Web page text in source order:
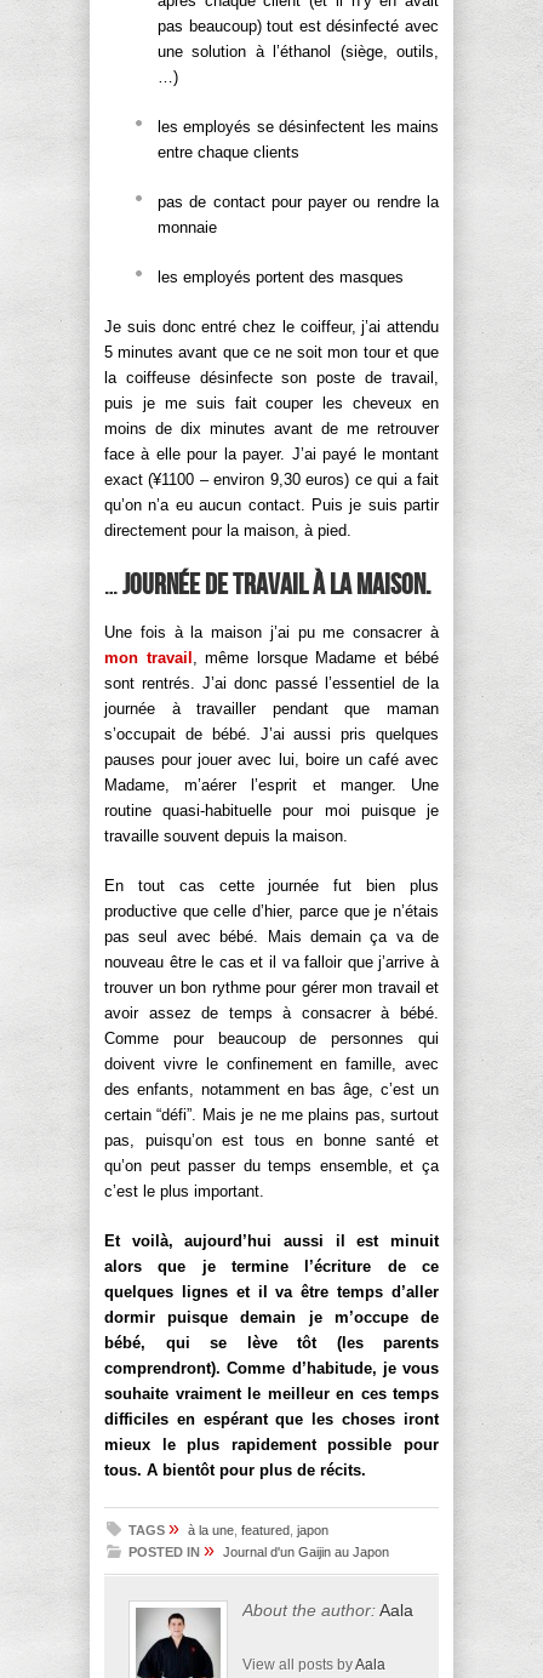
pas beaucoup) tout est désinfecté avec
une solution à l’éthanol (siège, outils,
…)
les employés se désinfectent les mains
entre chaque clients
pas de contact pour payer ou rendre la
monnaie
les employés portent des masques
Je suis donc entré chez le coiffeur, j’ai attendu
5 minutes avant que ce ne soit mon tour et que
la coiffeuse désinfecte son poste de travail,
puis je me suis fait couper les cheveux en
moins de dix minutes avant de me retrouver
face à elle pour la payer. J’ai payé le montant
exact (¥1100 – environ 9,30 euros) ce qui a fait
qu’on n’a eu aucun contact. Puis je suis partir
directement pour la maison, à pied.
…journée de travail à la maison.
Une fois à la maison j’ai pu me consacrer à
mon travail , même lorsque Madame et bébé
sont rentrés. J’ai donc passé l’essentiel de la
journée à travailler pendant que maman
s’occupait de bébé. J’ai aussi pris quelques
pauses pour jouer avec lui, boire un café avec
Madame, m’aérer l’esprit et manger. Une
routine quasi-habituelle pour moi puisque je
travaille souvent depuis la maison.
En tout cas cette journée fut bien plus
productive que celle d’hier, parce que je n’étais
pas seul avec bébé. Mais demain ça va de
nouveau être le cas et il va falloir que j’arrive à
trouver un bon rythme pour gérer mon travail et
avoir assez de temps à consacrer à bébé.
Comme pour beaucoup de personnes qui
doivent vivre le confinement en famille, avec
des enfants, notamment en bas âge, c’est un
certain “défi”. Mais je ne me plains pas, surtout
pas, puisqu’on est tous en bonne santé et
qu’on peut passer du temps ensemble, et ça
c’est le plus important.
Et voilà, aujourd’hui aussi il est minuit
alors que je termine l’écriture de ce
quelques lignes et il va être temps d’aller
dormir puisque demain je m’occupe de
bébé, qui se lève tôt (les parents
comprendront). Comme d’habitude, je vous
souhaite vraiment le meilleur en ces temps
difficiles en espérant que les choses iront
mieux le plus rapidement possible pour
tous. A bientôt pour plus de récits.
TAGS » à la une featured japon
POSTED IN » Journal d'un Gaijin au Japon
About the author:Aala
View all posts byAala